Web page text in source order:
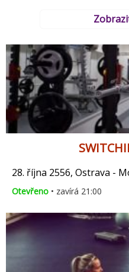
28. října 2556, Ostrava -
Otevřeno • zavírá 21:00